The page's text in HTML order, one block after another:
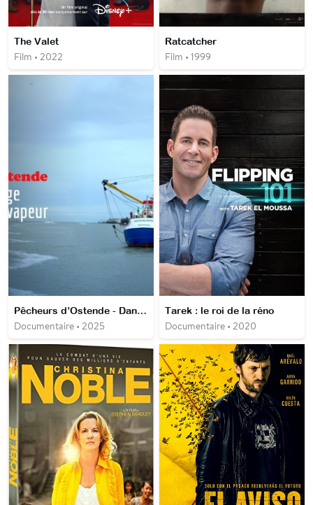
The Valet
Film • 2022
Ratcatcher
Film • 1999
Pêcheurs d’Ostende - Dans le sillage des pêcheries à vapeur
Documentaire • 2025
Tarek : le roi de la réno
Documentaire • 2020